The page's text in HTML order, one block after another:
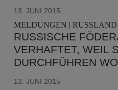
13. JUNI 2015
MELDUNGEN | RUSSLAND
RUSSISCHE
VERHAFTET, WEIL
DURCHFÜHREN
13. JUNI 2015